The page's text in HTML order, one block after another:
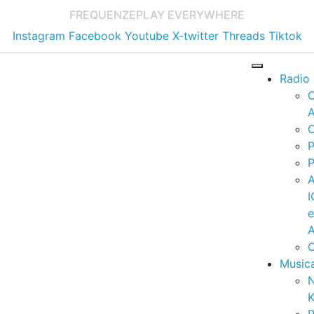
FREQUENZEPLAY EVERYWHERE
Instagram Facebook Youtube X-twitter Threads Tiktok
Radio
e